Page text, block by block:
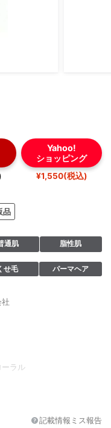
Yahoo!
ショッピング
¥1,550(税込)
品
通肌 脂性肌
せ毛 パーマヘア
ーラル
ロピルベタイン、ラウロイ
ンNa、DPG、ココイルグル
ルグリコール、ラウレス-4
記載情報ミス報告